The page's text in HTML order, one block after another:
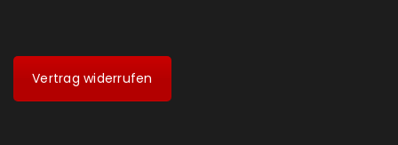
Vertrag widerrufen